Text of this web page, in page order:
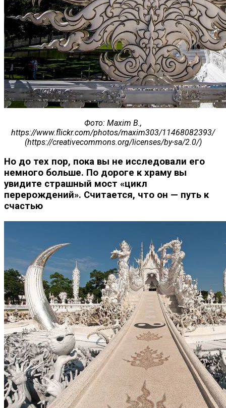
Фото: Maxim B.,
https://www.flickr.com/photos/maxim303/11468082393/
(https://creativecommons.org/licenses/by-sa/2.0/)
Но до тех пор, пока вы не исследовали его
немного больше. По дороге к храму вы
увидите страшный мост «цикл
перерождений». Считается, что он — путь к
счастью